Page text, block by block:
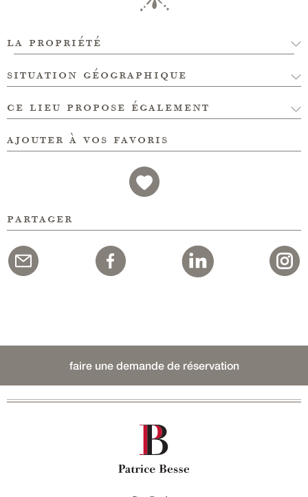
la propriété
situation géographique
ce lieu propose également
ajouter à vos favoris
partager
faire une demande de réservation